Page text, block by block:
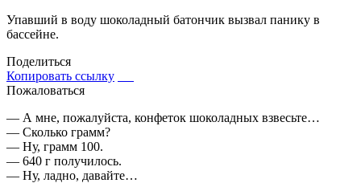
Упавший в воду шоколадный батончик вызвал панику в
бассейне.
Поделиться
Копировать ссылку
Пожаловаться
— А мне, пожалуйста, конфеток шоколадных взвесьте…
— Сколько грамм?
— Ну, грамм 100.
— 640 г получилось.
— Ну, ладно, давайте…